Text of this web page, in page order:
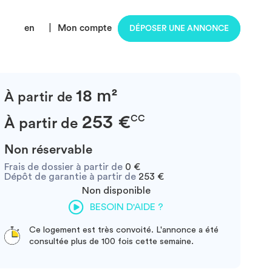
en Mon compte DÉPOSER UNE ANNONCE
À partir de 18 m²
À partir de 253 €CC
Non réservable
Frais de dossier à partir de 0 €
Dépôt de garantie à partir de 253 €
Non disponible
BESOIN D'AIDE ?
Ce logement est très convoité. L'annonce a été
consultée plus de 100 fois cette semaine.